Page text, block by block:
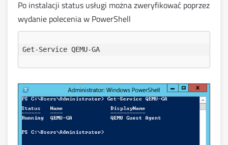
Po instalacji status usługi można zweryfikować poprzez
wydanie polecenia w PowerShell